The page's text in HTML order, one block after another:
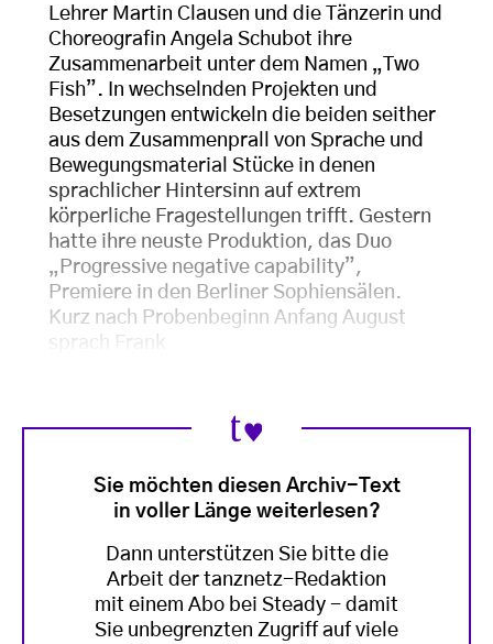
Lehrer Martin Clausen und die Tänzerin und
Choreografin Angela Schubot ihre
Zusammenarbeit unter dem Namen „Two
Fish”. In wechselnden Projekten und
Besetzungen entwickeln die beiden seither
aus dem Zusammenprall von Sprache und
Bewegungsmaterial Stücke in denen
sprachlicher Hintersinn auf extrem
körperliche Fragestellungen trifft. Gestern
hatte ihre neuste Produktion, das Duo
„Progressive negative capability”,
Premiere in den Berliner Sophiensälen.
Kurz nach Probenbeginn Anfang August
Sie möchten diesen Archiv-Text
in voller Länge weiterlesen?
Dann unterstützen Sie bitte die
Arbeit der tanznetz-Redaktion
mit einem Abo bei Steady - damit
Sie unbegrenzten Zugriff auf viele